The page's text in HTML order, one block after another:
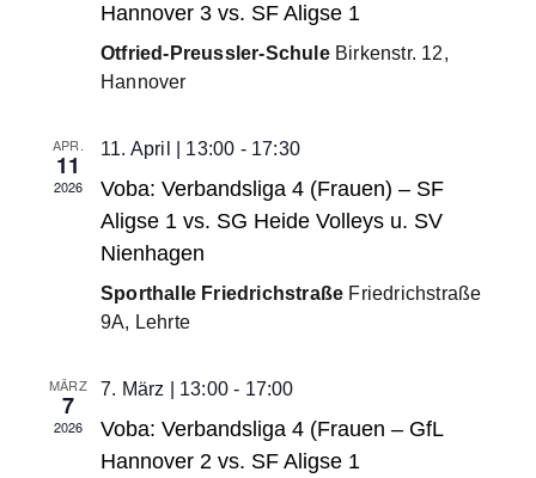
Hannover 3 vs. SF Aligse 1
Otfried-Preussler-Schule Birkenstr. 12,
Hannover
APR.
11
2026
11. April | 13:00 - 17:30
Voba: Verbandsliga 4 (Frauen) – SF
Aligse 1 vs. SG Heide Volleys u. SV
Nienhagen
Sporthalle Friedrichstraße Friedrichstraße
9A, Lehrte
MÄRZ
7
2026
7. März | 13:00 - 17:00
Voba: Verbandsliga 4 (Frauen – GfL
Hannover 2 vs. SF Aligse 1